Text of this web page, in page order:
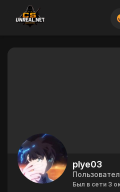
plye03
Был в сети 3